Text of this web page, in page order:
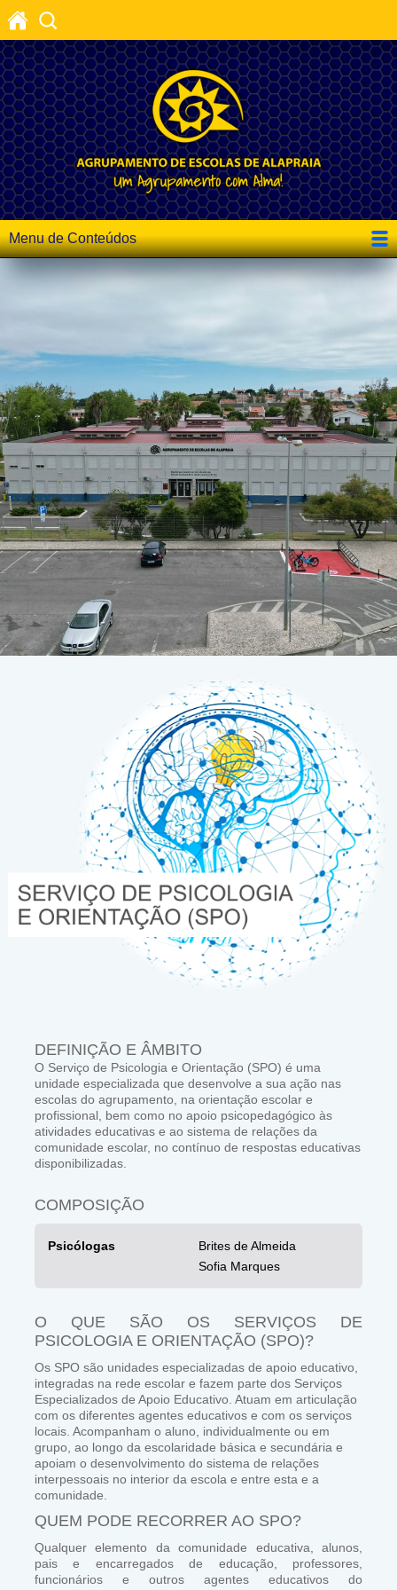
Menu de Conteúdos
DEFINIÇÃO E ÂMBITO
O Serviço de Psicologia e Orientação (SPO) é uma
unidade especializada que desenvolve a sua ação nas
escolas do agrupamento, na orientação escolar e
profissional, bem como no apoio psicopedagógico às
atividades educativas e ao sistema de relações da
comunidade escolar, no contínuo de respostas educativas
disponibilizadas.
COMPOSIÇÃO
Psicólogas
Brites de Almeida
Sofia Marques
O QUE SÃO OS SERVIÇOS DE
PSICOLOGIA E ORIENTAÇÃO (SPO)?
Os SPO são unidades especializadas de apoio educativo,
integradas na rede escolar e fazem parte dos Serviços
Especializados de Apoio Educativo. Atuam em articulação
com os diferentes agentes educativos e com os serviços
locais. Acompanham o aluno, individualmente ou em
grupo, ao longo da escolaridade básica e secundária e
apoiam o desenvolvimento do sistema de relações
interpessoais no interior da escola e entre esta e a
comunidade.
QUEM PODE RECORRER AO SPO?
Qualquer elemento da comunidade educativa, alunos,
pais e encarregados de educação, professores,
funcionários e outros agentes educativos do